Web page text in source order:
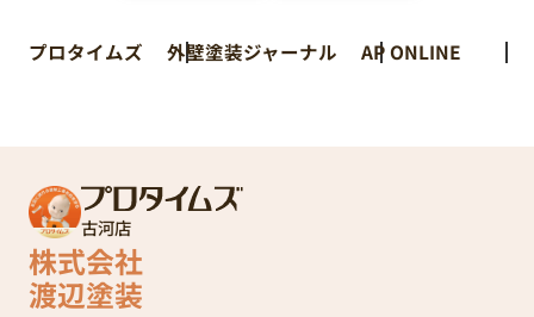
プロタイムズ 外壁塗装ジャーナル AP ONLINE
古河店
株式会社
渡辺塗装